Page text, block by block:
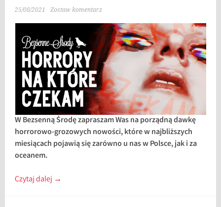
25/08/2021 Zostaw komentarz
W Bezsenną Środę zapraszam Was na porządną dawkę
horrorowo-grozowych nowości, które w najbliższych
miesiącach pojawią się zarówno u nas w Polsce, jak i za
oceanem.
Czytaj dalej →